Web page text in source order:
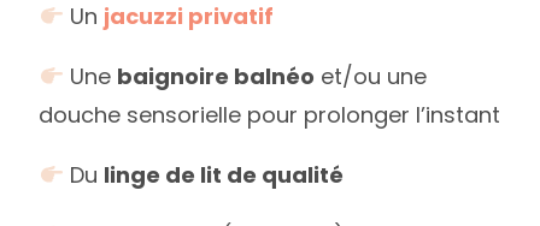
Un jacuzzi privatif
Une baignoire balnéo et/ou une
douche sensorielle pour prolonger l’instant
Du linge de lit de qualité